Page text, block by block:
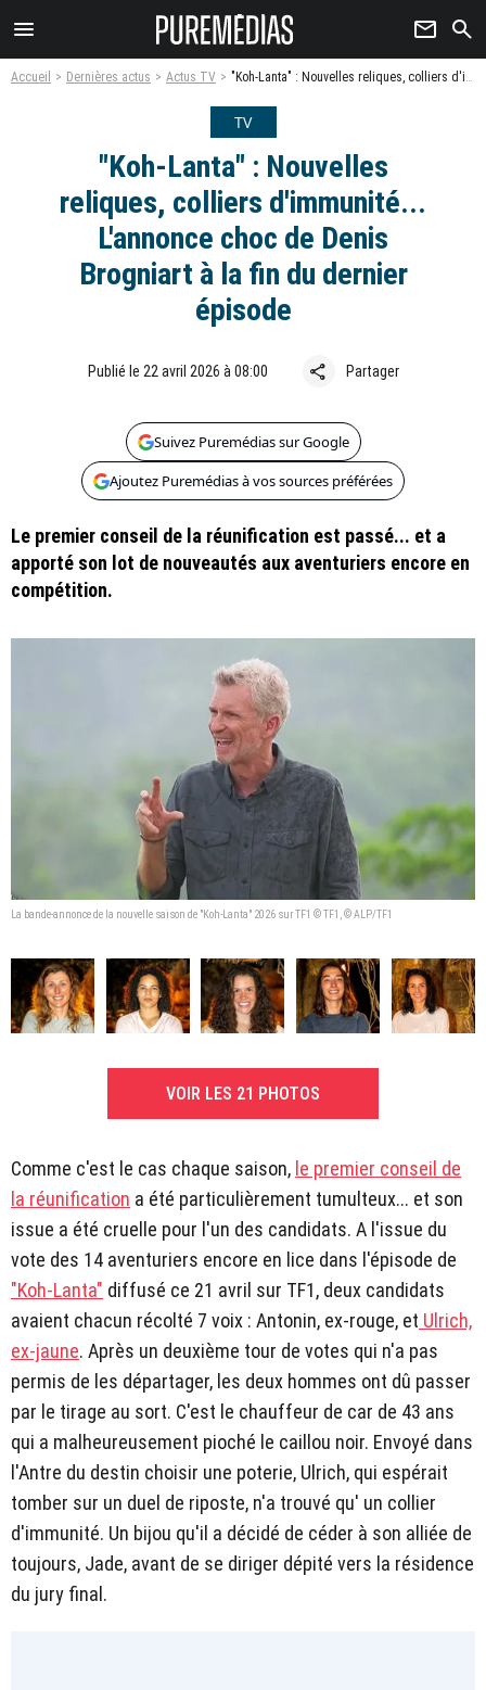
menu newsletter search
Accueil Dernières actus Actus TV "Koh-Lanta" : Nouvelles reliques, colliers d'immunité... L'annonce choc de Denis Brogniart à la fin du dernier épisode
TV
"Koh-Lanta" : Nouvelles
reliques, colliers d'immunité...
L'annonce choc de Denis
Brogniart à la fin du dernier
épisode
Publié le 22 avril 2026 à 08:00 share Partager
Suivez Puremédias sur Google
Ajoutez Puremédias à vos sources préférées
Le premier conseil de la réunification est passé... et a
apporté son lot de nouveautés aux aventuriers encore en
compétition.
La bande-annonce de la nouvelle saison de "Koh-Lanta" 2026 sur TF1 © TF1, © ALP/TF1
VOIR LES 21 PHOTOS
Comme c'est le cas chaque saison, le premier conseil de
la réunification a été particulièrement tumulteux... et son
issue a été cruelle pour l'un des candidats. A l'issue du
vote des 14 aventuriers encore en lice dans l'épisode de
"Koh-Lanta" diffusé ce 21 avril sur TF1, deux candidats
avaient chacun récolté 7 voix : Antonin, ex-rouge, et Ulrich,
ex-jaune. Après un deuxième tour de votes qui n'a pas
permis de les départager, les deux hommes ont dû passer
par le tirage au sort. C'est le chauffeur de car de 43 ans
qui a malheureusement pioché le caillou noir. Envoyé dans
l'Antre du destin choisir une poterie, Ulrich, qui espérait
tomber sur un duel de riposte, n'a trouvé qu' un collier
d'immunité. Un bijou qu'il a décidé de céder à son alliée de
toujours, Jade, avant de se diriger dépité vers la résidence
du jury final.